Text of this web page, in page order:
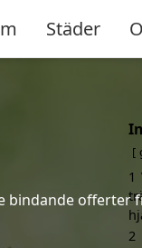
Städer
bindande
1
2